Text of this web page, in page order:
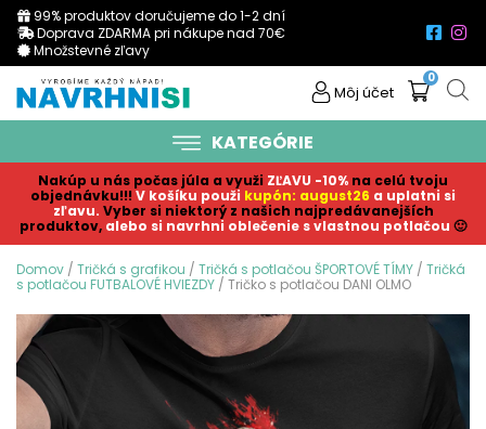
99% produktov doručujeme do 1-2 dní
Doprava ZDARMA pri nákupe nad 70€
Množstevné zľavy
Môj účet
0
KATEGÓRIE
Nakúp u nás počas júla a využi ZĽAVU -10% na celú tvoju
objednávku!!! V košíku použi kupón: august26 a uplatni si
zľavu. Vyber si niektorý z našich najpredávanejších
produktov, alebo si navrhni oblečenie s vlastnou potlačou 🙂
Domov / Tričká s grafikou / Tričká s potlačou ŠPORTOVÉ TÍMY / Tričká
s potlačou FUTBALOVÉ HVIEZDY / Tričko s potlačou DANI OLMO